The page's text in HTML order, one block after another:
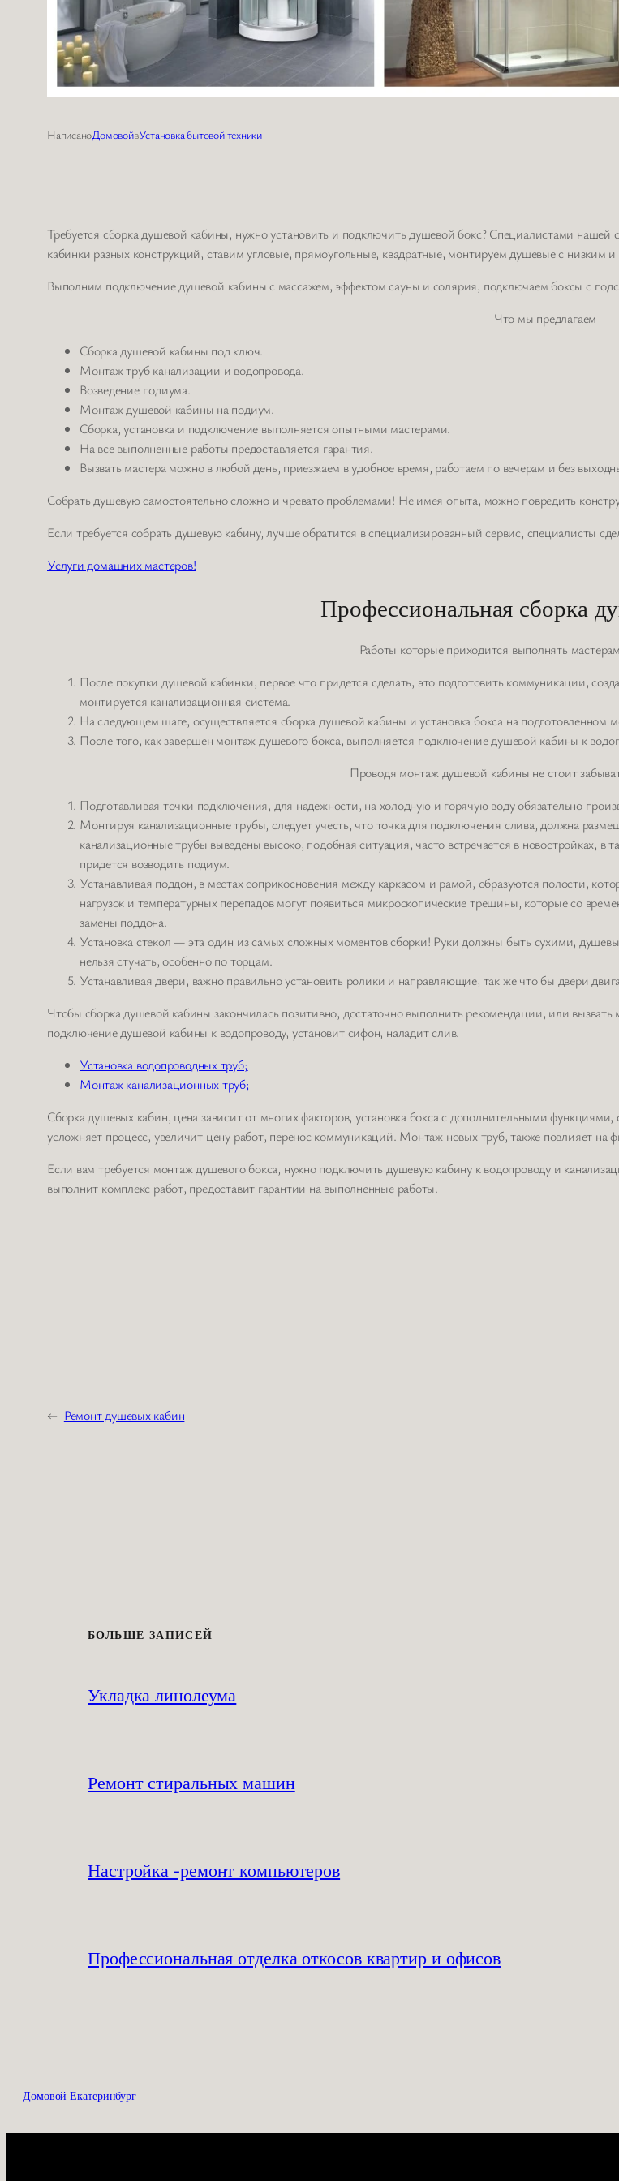
НаписаноДомовойвУстановка бытовой техники
Требуется сборка душевой кабины, нужно установить и подключить душевой бокс? Специалистами
кабинки разных конструкций, ставим угловые, прямоугольные, квадратные, монтируем душевые с низким
Выполним подключение душевой кабины с массажем, эффектом сауны и солярия, подключаем боксы с
Что мы предлагаем
Сборка душевой кабины под ключ.
Монтаж труб канализации и водопровода.
Возведение подиума.
Монтаж душевой кабины на подиум.
Сборка, установка и подключение выполняется опытными мастерами.
На все выполненные работы предоставляется гарантия.
Вызвать мастера можно в любой день, приезжаем в удобное время, работаем по вечерам и без
Собрать душевую самостоятельно сложно и чревато проблемами! Не имея опыта, можно повредить
Если требуется собрать душевую кабину, лучше обратится в специализированный сервис, специалисты
Услуги домашних мастеров!
Профессиональная сборка
Работы которые приходится выполнять
После покупки душевой кабинки, первое что придется сделать, это подготовить коммуникации,
монтируется канализационная система.
На следующем шаге, осуществляется сборка душевой кабины и установка бокса на подготовленном
После того, как завершен монтаж душевого бокса, выполняется подключение душевой кабины к
Проводя монтаж душевой кабины не стоит
Подготавливая точки подключения, для надежности, на холодную и горячую воду обязательно
Монтируя канализационные трубы, следует учесть, что точка для подключения слива, должна
канализационные трубы выведены высоко, подобная ситуация, часто встречается в новостройках, в
придется возводить подиум.
Устанавливая поддон, в местах соприкосновения между каркасом и рамой, образуются полости,
нагрузок и температурных перепадов могут появиться микроскопические трещины, которые со
замены поддона.
Установка стекол — эта один из самых сложных моментов сборки! Руки должны быть сухими,
нельзя стучать, особенно по торцам.
Устанавливая двери, важно правильно установить ролики и направляющие, так же что бы двери
Чтобы сборка душевой кабины закончилась позитивно, достаточно выполнить рекомендации, или
подключение душевой кабины к водопроводу, установит сифон, наладит слив.
Установка водопроводных труб;
Монтаж канализационных труб;
Сборка душевых кабин, цена зависит от многих факторов, установка бокса с дополнительными
усложняет процесс, увеличит цену работ, перенос коммуникаций. Монтаж новых труб, также повлияет на
Если вам требуется монтаж душевого бокса, нужно подключить душевую кабину к водопроводу и
выполнит комплекс работ, предоставит гарантии на выполненные работы.
← Ремонт душевых кабин
БОЛЬШЕ ЗАПИСЕЙ
Укладка линолеума
Ремонт стиральных машин
Настройка -ремонт компьютеров
Профессиональная отделка откосов квартир и офисов
Домовой Екатеринбург